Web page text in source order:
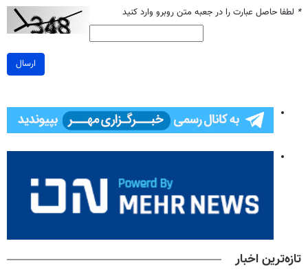
* لطفا حاصل عبارت را در جعبه متن روبرو وارد کنید
ارسال
تازه‌ترین اخبار